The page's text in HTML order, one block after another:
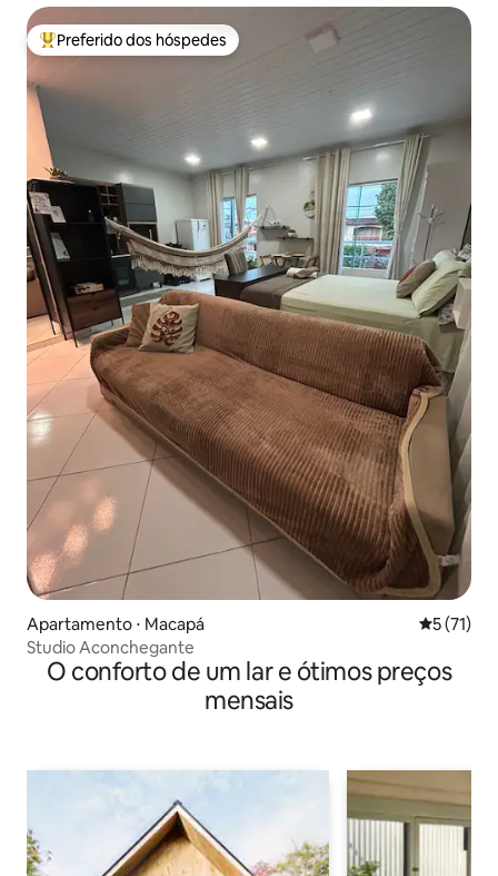
Entre os melhores preferidos dos hóspedes
Preferido dos hóspedes
Apartamento ⋅ Macapá 5 de uma
5 (71)
Studio Aconchegante
O conforto de um lar e ótimos preços
mensais